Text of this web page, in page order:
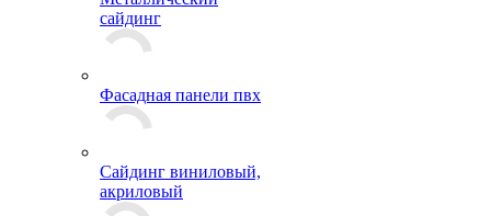
плитка
Металлический
сайдинг
Фасадная панели пвх